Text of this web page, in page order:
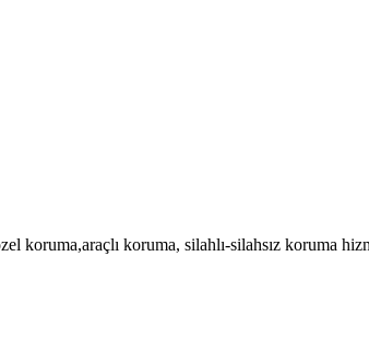
koruma, silahlı-silahsız koruma